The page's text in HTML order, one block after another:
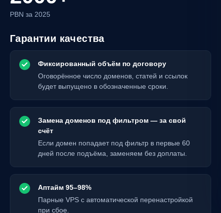
PBN за 2025
Гарантии качества
Фиксированный объём по договору
Оговорённое число доменов, статей и ссылок
будет выпущено в обозначенные сроки.
Замена доменов под фильтром — за свой
счёт
Если домен попадает под фильтр в первые 60
дней после подъёма, заменяем без доплаты.
Аптайм 95–98%
Парные VPS с автоматической перенастройкой
при сбое.